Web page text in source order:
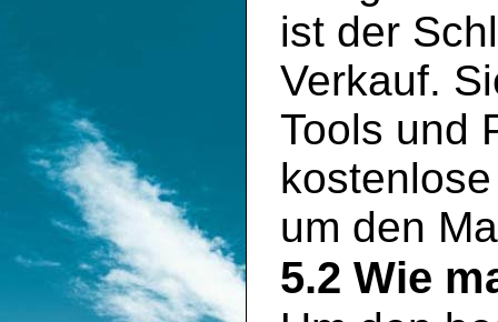
ist der
Verkauf.
Tools und
um den
5.2 Wie